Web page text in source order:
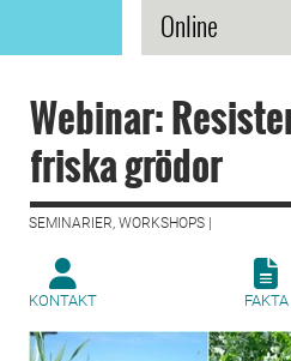
Online
Webinar:
friska grödor
SEMINARIER, WORKSHOPS |
KONTAKT FAKTA